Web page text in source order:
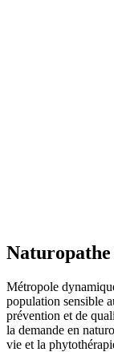
Naturopathe
Métropole
population sensible
prévention et de
la demande en
vie et la